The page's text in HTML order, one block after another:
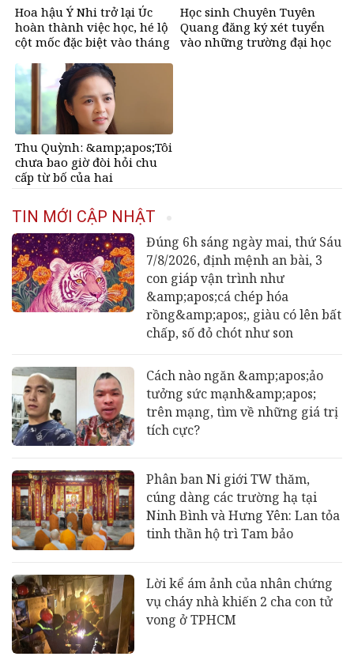
Hoa hậu Ý Nhi trở lại Úc
hoàn thành việc học, hé lộ
cột mốc đặc biệt vào tháng
Học sinh Chuyên Tuyên
Quang đăng ký xét tuyển
vào những trường đại học
Thu Quỳnh: &amp;apos;Tôi
chưa bao giờ đòi hỏi chu
cấp từ bố của hai
TIN MỚI CẬP NHẬT
Đúng 6h sáng ngày mai, thứ Sáu
7/8/2026, định mệnh an bài, 3
con giáp vận trình như
&amp;apos;cá chép hóa
rồng&amp;apos;, giàu có lên bất
chấp, số đỏ chót như son
Cách nào ngăn &amp;apos;ảo
tưởng sức mạnh&amp;apos;
trên mạng, tìm về những giá trị
tích cực?
Phân ban Ni giới TW thăm,
cúng dàng các trường hạ tại
Ninh Bình và Hưng Yên: Lan tỏa
tinh thần hộ trì Tam bảo
Lời kể ám ảnh của nhân chứng
vụ cháy nhà khiến 2 cha con tử
vong ở TPHCM